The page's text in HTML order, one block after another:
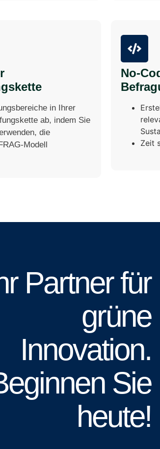
in Ihrer
ab, indem Sie
die
Modell
No-
Zeit
Partner für
grüne
Innovation.
Sie
heute!